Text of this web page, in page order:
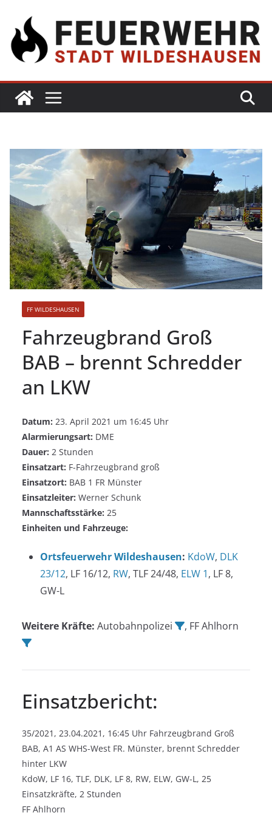
FF WILDESHAUSEN
Fahrzeugbrand Groß
BAB – brennt Schredder
an LKW
Datum: 23. April 2021 um 16:45 Uhr
Alarmierungsart: DME
Dauer: 2 Stunden
Einsatzart: F-Fahrzeugbrand groß
Einsatzort: BAB 1 FR Münster
Einsatzleiter: Werner Schunk
Mannschaftsstärke: 25
Einheiten und Fahrzeuge:
Ortsfeuerwehr Wildeshausen: KdoW, DLK
23/12, LF 16/12, RW, TLF 24/48, ELW 1, LF 8,
GW-L
Weitere Kräfte: Autobahnpolizei , FF Ahlhorn
Einsatzbericht:
35/2021, 23.04.2021, 16:45 Uhr Fahrzeugbrand Groß
BAB, A1 AS WHS-West FR. Münster, brennt Schredder
hinter LKW
KdoW, LF 16, TLF, DLK, LF 8, RW, ELW, GW-L, 25
Einsatzkräfte, 2 Stunden
FF Ahlhorn